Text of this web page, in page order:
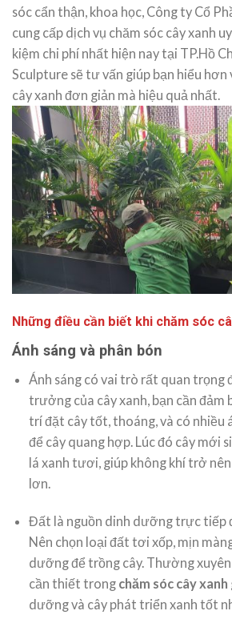
sóc cẩn thận, khoa học, Công ty Cổ
cung cấp dịch vụ chăm sóc cây xanh
kiệm chi phí nhất hiện nay tại TP.Hồ
Sculpture sẽ tư vấn giúp bạn hiểu hơn
cây xanh đơn giản mà hiệu quả nhất.
Những điều cần biết khi chăm sóc
Ánh sáng và phân bón
Ánh sáng có vai trò rất quan trọng
trưởng của cây xanh, bạn cần đảm
trí đặt cây tốt, thoáng, và có nhiều
để cây quang hợp. Lúc đó cây mới
lá xanh tươi, giúp không khí trở
lơn.
Đất là nguồn dinh dưỡng trực tiếp
Nên chọn loại đất tơi xốp, mịn
dưỡng để trồng cây. Thường
cần thiết trong chăm sóc cây xanh
dưỡng và cây phát triển xanh tốt